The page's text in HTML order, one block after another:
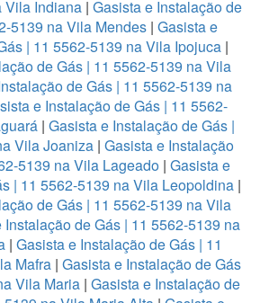
Vila Indiana | Gasista e Instalação de
5139 na Vila Mendes | Gasista e
| 11 5562-5139 na Vila Ipojuca|
de Gás | 11 5562-5139 na Vila
de Gás | 11 5562-5139 na
e Instalação de Gás | 11 5562-
| Gasista e Instalação de Gás |
Vila Joaniza| Gasista e Instalação
5139 na Vila Lageado | Gasista e
| 11 5562-5139 na Vila Leopoldina|
de Gás | 11 5562-5139 na Vila
Instalação de Gás | 11 5562-5139 na
| Gasista e Instalação de Gás | 11
Mafra | Gasista e Instalação de Gás
Vila Maria| Gasista e Instalação de